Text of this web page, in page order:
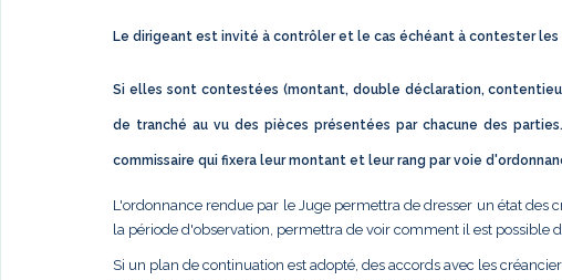
Le dirigeant est invité à contrôler et le cas échéant à contester les
Si elles sont contestées (montant, double déclaration,
de tranché au vu des pièces présentées par chacune des
commissaire qui fixera leur montant et leur rang par voie
L'ordonnance rendue par le Juge permettra de dresser un état des
la période d'observation, permettra de voir comment il est possible
Si un plan de continuation est adopté, des accords avec les